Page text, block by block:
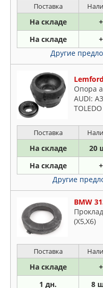
LAND ROVER
LEMFORDER
LEX
LONGHO
LYNXAUTO
MALO
MANDO
MAPCO
MARSHALL
MASUMA
MAZDA
MERCEDES
METACO
METALCAUCHO
MEYLE
MILES
MITSUBISHI
MONROE
MOOG
NAKAYAMA
05-, TI
Поставка
На складе +
На складе +
Другие
Опора
AUDI:
98-05
Поставка
На складе 20
На складе +
Другие
BMW
(X5,X6)
Поставка
На складе +
1 дн. 8